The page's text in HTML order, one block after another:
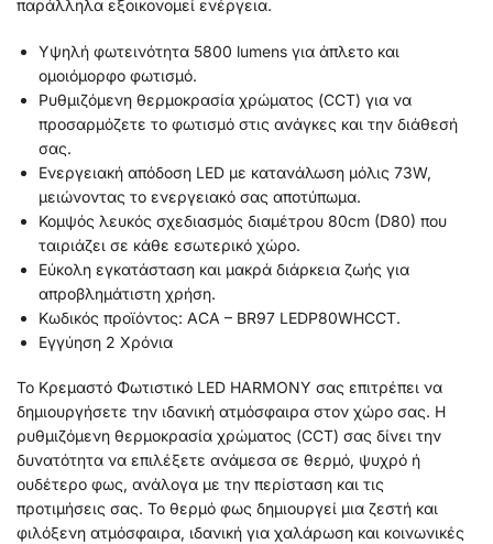
παράλληλα εξοικονομεί ενέργεια.
Υψηλή φωτεινότητα 5800 lumens για άπλετο και
ομοιόμορφο φωτισμό.
Ρυθμιζόμενη θερμοκρασία χρώματος (CCT) για να
προσαρμόζετε το φωτισμό στις ανάγκες και την διάθεσή
σας.
Ενεργειακή απόδοση LED με κατανάλωση μόλις 73W,
μειώνοντας το ενεργειακό σας αποτύπωμα.
Κομψός λευκός σχεδιασμός διαμέτρου 80cm (D80) που
ταιριάζει σε κάθε εσωτερικό χώρο.
Εύκολη εγκατάσταση και μακρά διάρκεια ζωής για
απροβλημάτιστη χρήση.
Κωδικός προϊόντος: ACA – BR97 LEDP80WHCCT.
Εγγύηση 2 Χρόνια
Το Κρεμαστό Φωτιστικό LED HARMONY σας επιτρέπει να
δημιουργήσετε την ιδανική ατμόσφαιρα στον χώρο σας. Η
ρυθμιζόμενη θερμοκρασία χρώματος (CCT) σας δίνει την
δυνατότητα να επιλέξετε ανάμεσα σε θερμό, ψυχρό ή
ουδέτερο φως, ανάλογα με την περίσταση και τις
προτιμήσεις σας. Το θερμό φως δημιουργεί μια ζεστή και
φιλόξενη ατμόσφαιρα, ιδανική για χαλάρωση και κοινωνικές